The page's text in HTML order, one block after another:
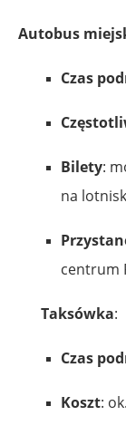
Autobus
Czas
Bilety:
na
centrum
Taksówka:
Czas
Koszt: